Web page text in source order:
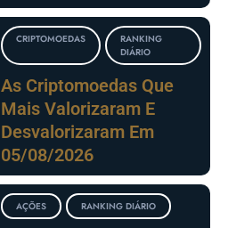
CRIPTOMOEDAS
RANKING
DIÁRIO
As Criptomoedas Que
Mais Valorizaram E
Desvalorizaram Em
05/08/2026
AÇÕES RANKING DIÁRIO